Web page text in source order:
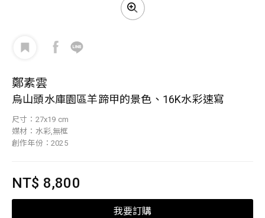
鄭素雲
烏山頭水庫園區羊蹄甲的景色、16K水彩速寫
尺寸：27x19 cm
媒材：水彩,無框
創作年份：2025
NT$ 8,800
我要訂購